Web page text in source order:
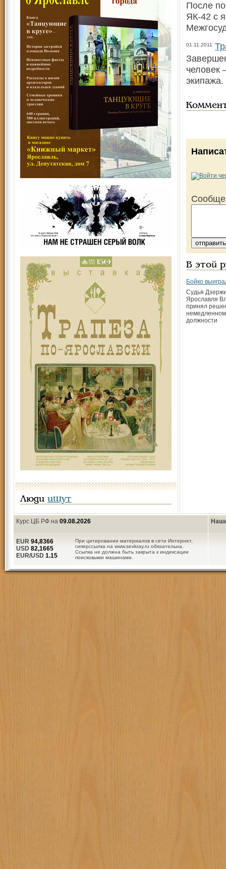
Люди ищут
После
ЯК-42 с
01.11.2011
человек
экипажа.
В этой
Бойко
Судья
Ярославля
принял
немедленном
должности
Курс ЦБ РФ на 09.08.2026
При цитировании материалов в сети Интернет,
гиперссылка на www.sevkray.ru обязательна.
Ссылка не должна быть закрыта к индексации
поисковыми машинами.
EUR 94,8366
USD 82,1665
EUR/USD 1.15